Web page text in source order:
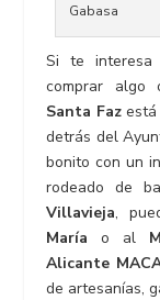
Gabasa
Si te interesa
comprar algo
Santa Fazestá
detrás del
bonito con un
rodeado de
Villavieja,
María o al
Alicante
de artesanías,